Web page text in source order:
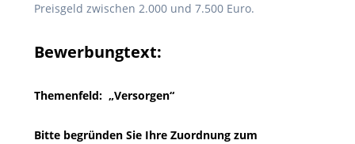
Preisgeld zwischen 2.000 und 7.500 Euro.
Bewerbungtext:
Themenfeld: „Versorgen“
Bitte begründen Sie Ihre Zuordnung zum